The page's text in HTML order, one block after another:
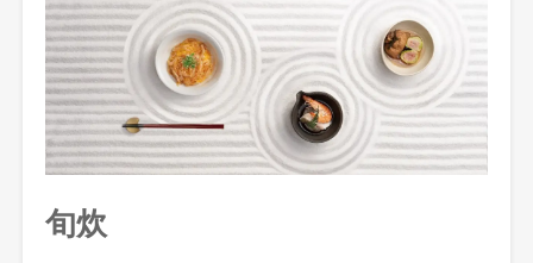
旬炊